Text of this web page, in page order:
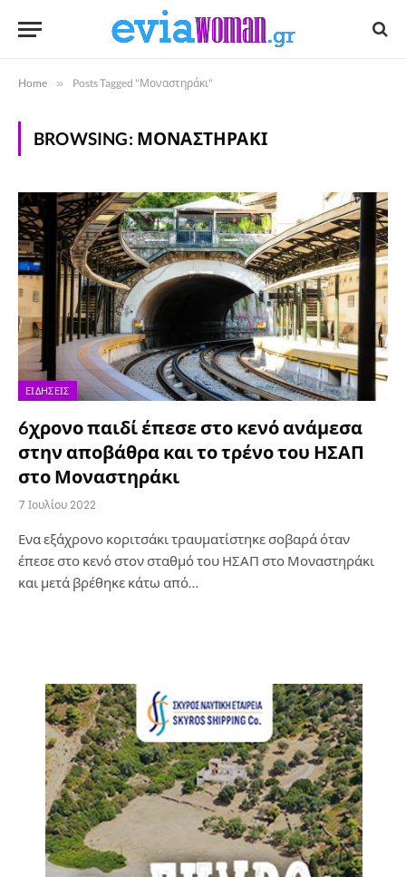
Home » Posts Tagged "Μοναστηράκι"
BROWSING: ΜΟΝΑΣΤΗΡΆΚΙ
ΕΙΔΉΣΕΙΣ
6χρονο παιδί έπεσε στο κενό ανάμεσα
στην αποβάθρα και το τρένο του ΗΣΑΠ
στο Μοναστηράκι
7 Ιουλίου 2022
Ενα εξάχρονο κοριτσάκι τραυματίστηκε σοβαρά όταν
έπεσε στο κενό στον σταθμό του ΗΣΑΠ στο Μοναστηράκι
και μετά βρέθηκε κάτω από…